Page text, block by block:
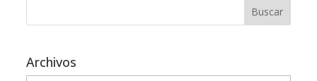
Archivos
Archivos